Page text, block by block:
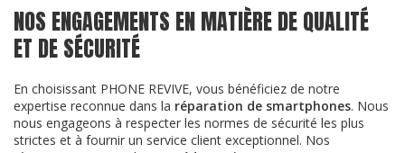
NOS ENGAGEMENTS EN MATIÈRE DE QUALITÉ
ET DE SÉCURITÉ
En choisissant PHONE REVIVE, vous bénéficiez de notre
expertise reconnue dans la réparation de smartphones. Nous
nous engageons à respecter les normes de sécurité les plus
strictes et à fournir un service client exceptionnel. Nos